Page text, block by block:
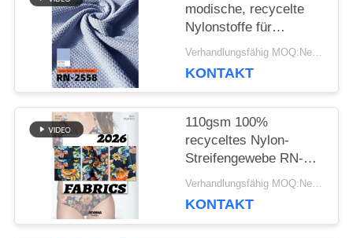
FÄLLE
SITEMAP
PRIVACY
POLICY
modische, recycelte
Nylonstoffe für
nachhaltige Kleidung
Verhandlungsfähig MOQ:Negotiable
KONTAKT
110gsm 100%
recyceltes Nylon-
Streifengewebe RN-
2536
Verhandlungsfähig MOQ:Negotiable
KONTAKT